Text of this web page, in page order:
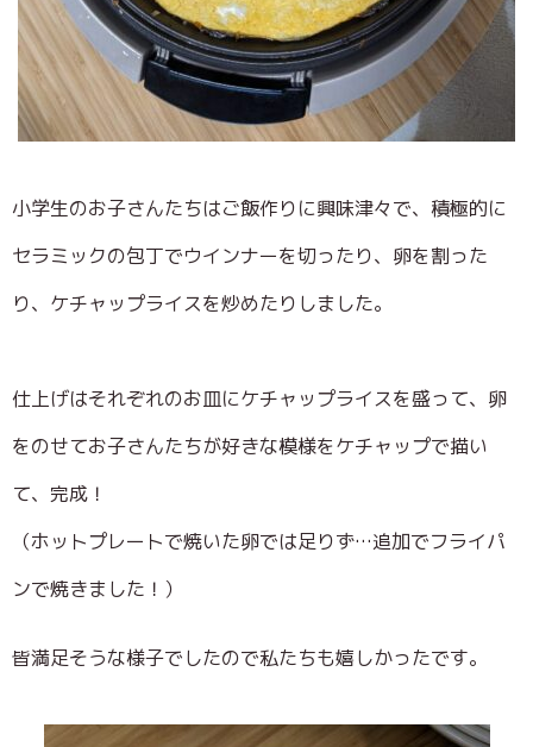
小学生のお子さんたちはご飯作りに興味津々で、積極的に
セラミックの包丁でウインナーを切ったり、卵を割った
り、ケチャップライスを炒めたりしました。
仕上げはそれぞれのお皿にケチャップライスを盛って、卵
をのせてお子さんたちが好きな模様をケチャップで描い
て、完成！
（ホットプレートで焼いた卵では足りず…追加でフライパ
ンで焼きました！）
皆満足そうな様子でしたので私たちも嬉しかったです。